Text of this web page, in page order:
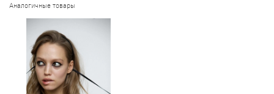
Аналогичные товары